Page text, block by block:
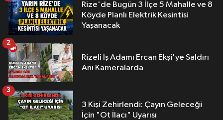
Rize'de Bugün 3 İlçe 5 Mahalle ve 8
Köyde Planlı Elektrik Kesintisi
Yaşanacak
Rizeli İş Adamı Ercan Ekşi'ye Saldırı
Anı Kameralarda
2
3 Kişi Zehirlendi: Çayın Geleceği
İçin "Ot İlacı" Uyarısı
3